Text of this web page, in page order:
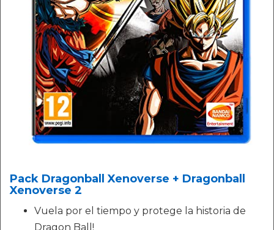
Pack Dragonball Xenoverse + Dragonball
Xenoverse 2
Vuela por el tiempo y protege la historia de
Dragon Ball!